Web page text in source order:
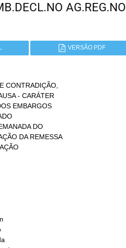
AG.REG.NO
VERSÃO PDF
CONTRADIÇÃO,